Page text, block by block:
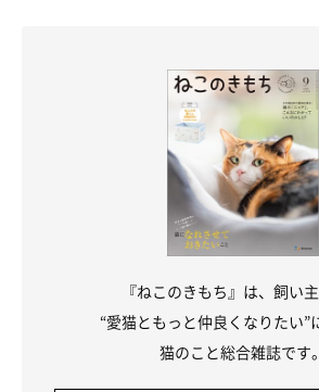
『ねこのきもち』は、飼い
“愛猫ともっと仲良くなりたい”
猫のこと総合雑誌です。